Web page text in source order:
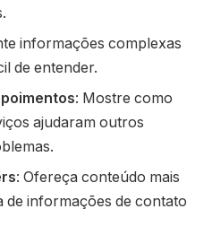
informações complexas
de entender.
: Mostre como
ajudaram outros
: Ofereça conteúdo mais
informações de contato